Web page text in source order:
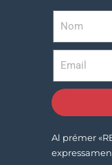
Al prémer